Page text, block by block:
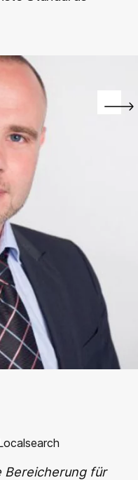
für
next